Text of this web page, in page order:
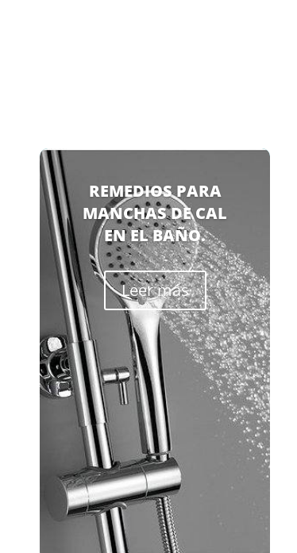
REMEDIOS PARA
MANCHAS DE CAL
EN EL BAÑO.
Leer más